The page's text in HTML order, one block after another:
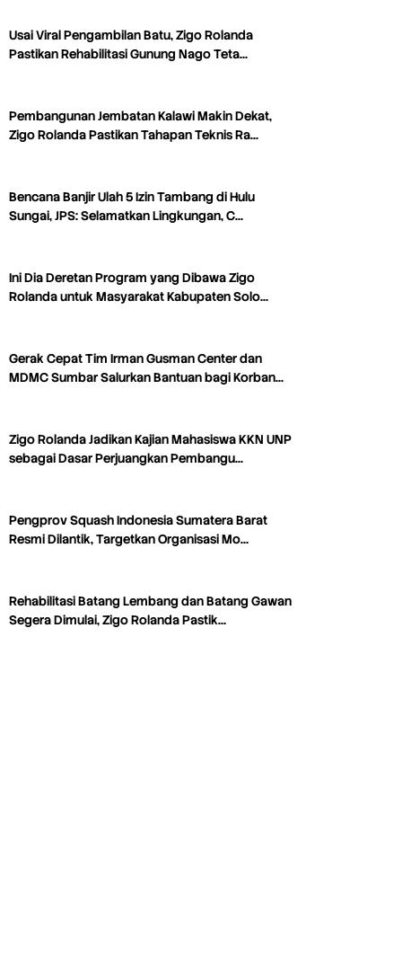
Usai Viral Pengambilan Batu, Zigo Rolanda
Pastikan Rehabilitasi Gunung Nago Teta…
Pembangunan Jembatan Kalawi Makin Dekat,
Zigo Rolanda Pastikan Tahapan Teknis Ra…
Bencana Banjir Ulah 5 Izin Tambang di Hulu
Sungai, JPS: Selamatkan Lingkungan, C…
Ini Dia Deretan Program yang Dibawa Zigo
Rolanda untuk Masyarakat Kabupaten Solo…
Gerak Cepat Tim Irman Gusman Center dan
MDMC Sumbar Salurkan Bantuan bagi Korban…
Zigo Rolanda Jadikan Kajian Mahasiswa KKN UNP
sebagai Dasar Perjuangkan Pembangu…
Pengprov Squash Indonesia Sumatera Barat
Resmi Dilantik, Targetkan Organisasi Mo…
Rehabilitasi Batang Lembang dan Batang Gawan
Segera Dimulai, Zigo Rolanda Pastik…